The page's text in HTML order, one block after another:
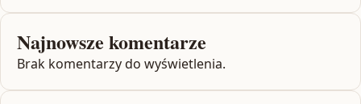
Najnowsze komentarze
Brak komentarzy do wyświetlenia.